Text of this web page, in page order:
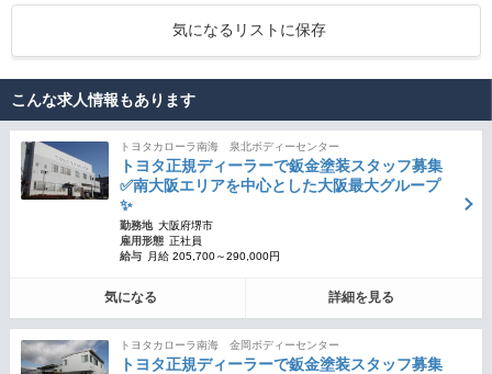
気になるリストに保存
こんな求人情報もあります
トヨタカローラ南海 泉北ボディーセンター
トヨタ正規ディーラーで鈑金塗装スタッフ募集
✅南大阪エリアを中心とした大阪最大グループ
✨
勤務地 大阪府堺市
雇用形態 正社員
給与
月給 205,700～290,000円
気になる 詳細を見る
トヨタカローラ南海 金岡ボディーセンター
トヨタ正規ディーラーで鈑金塗装スタッフ募集